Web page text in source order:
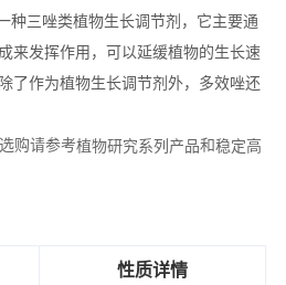
种三唑类植物生长调节剂，它主要通
来发挥作用，可以延缓植物的生长速
了作为植物生长调节剂外，多效唑还
购请参考植物研究系列产品和稳定高
性质详情